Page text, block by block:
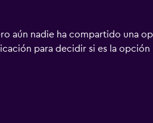
aún nadie ha compartido una
para decidir si es la opción